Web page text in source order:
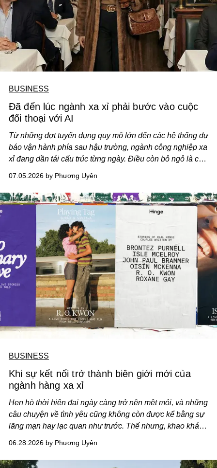
BUSINESS
Đã đến lúc ngành xa xỉ phải bước vào cuộc
đối thoại với AI
Từ những đợt tuyển dụng quy mô lớn đến các hệ thống dự
báo vận hành phía sau hậu trường, ngành công nghiệp xa
xỉ đang dần tái cấu trúc từng ngày. Điều còn bỏ ngỏ là các
07.05.2026 by Phương Uyên
BUSINESS
Khi sự kết nối trở thành biên giới mới của
ngành hàng xa xỉ
Hẹn hò thời hiện đại ngày càng trở nên mệt mỏi, và những
câu chuyện về tình yêu cũng không còn được kể bằng sự
lãng mạn hay lạc quan như trước. Thế nhưng, khao khát
mất. Và đó có thể là khoảng trống mà ngành hàng xa xỉ có
cơ hội lấp đầy.
06.28.2026 by Phương Uyên